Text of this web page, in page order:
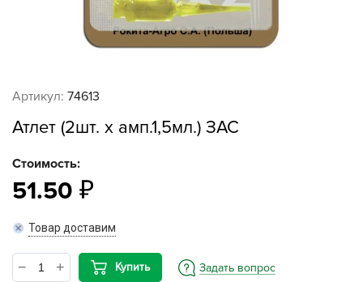
Артикул: 74613
Атлет (2шт. х амп.1,5мл.) ЗАС
Стоимость:
51.50
Товар доставим
Купить Задать вопрос